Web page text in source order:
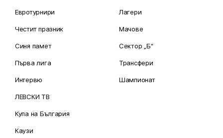
Евротурнири
Честит празник
Синя памет
Първа лига
Интервю
ЛЕВСКИ ТВ
Купа на България
Каузи
Лагери
Мачове
Сектор „Б“
Трансфери
Шампионат